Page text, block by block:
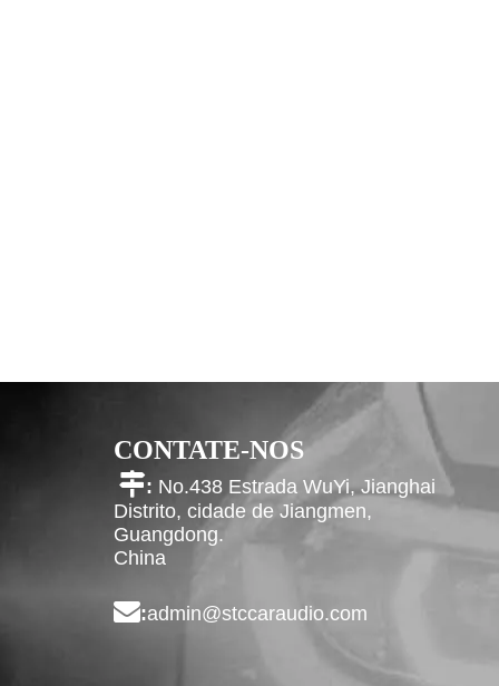
CONTATE-NOS
: No.438 Estrada WuYi, Jianghai
Distrito, cidade de Jiangmen,
Guangdong.
China
:admin@stccaraudio.com